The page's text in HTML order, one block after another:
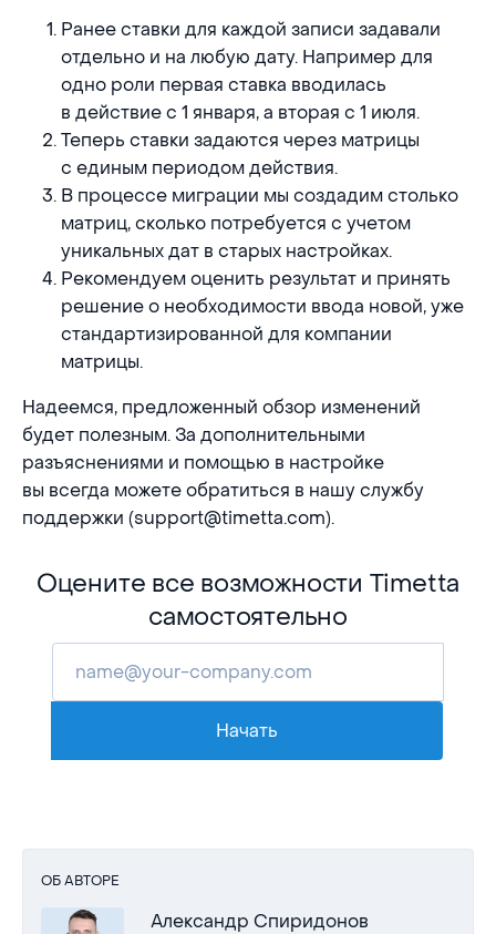
Ранее ставки для каждой записи задавали
отдельно и на любую дату. Например для
одно роли первая ставка вводилась
в действие с 1 января, а вторая с 1 июля.
Теперь ставки задаются через матрицы
с единым периодом действия.
В процессе миграции мы создадим столько
матриц, сколько потребуется с учетом
уникальных дат в старых настройках.
Рекомендуем оценить результат и принять
решение о необходимости ввода новой, уже
стандартизированной для компании
матрицы.
Надеемся, предложенный обзор изменений
будет полезным. За дополнительными
разъяснениями и помощью в настройке
вы всегда можете обратиться в нашу службу
поддержки (support@timetta.com).
Оцените все возможности Timetta
самостоятельно
Начать
ОБ АВТОРЕ
Александр Спиридонов